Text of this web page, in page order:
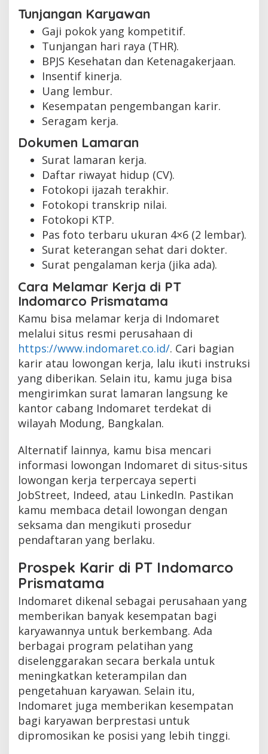
Tunjangan Karyawan
Gaji pokok yang kompetitif.
Tunjangan hari raya (THR).
BPJS Kesehatan dan Ketenagakerjaan.
Insentif kinerja.
Uang lembur.
Kesempatan pengembangan karir.
Seragam kerja.
Dokumen Lamaran
Surat lamaran kerja.
Daftar riwayat hidup (CV).
Fotokopi ijazah terakhir.
Fotokopi transkrip nilai.
Fotokopi KTP.
Pas foto terbaru ukuran 4×6 (2 lembar).
Surat keterangan sehat dari dokter.
Surat pengalaman kerja (jika ada).
Cara Melamar Kerja di PT
Indomarco Prismatama
Kamu bisa melamar kerja di Indomaret
melalui situs resmi perusahaan di
https://www.indomaret.co.id/. Cari bagian
karir atau lowongan kerja, lalu ikuti instruksi
yang diberikan. Selain itu, kamu juga bisa
mengirimkan surat lamaran langsung ke
kantor cabang Indomaret terdekat di
wilayah Modung, Bangkalan.
Alternatif lainnya, kamu bisa mencari
informasi lowongan Indomaret di situs-situs
lowongan kerja terpercaya seperti
JobStreet, Indeed, atau LinkedIn. Pastikan
kamu membaca detail lowongan dengan
seksama dan mengikuti prosedur
pendaftaran yang berlaku.
Prospek Karir di PT Indomarco
Prismatama
Indomaret dikenal sebagai perusahaan yang
memberikan banyak kesempatan bagi
karyawannya untuk berkembang. Ada
berbagai program pelatihan yang
diselenggarakan secara berkala untuk
meningkatkan keterampilan dan
pengetahuan karyawan. Selain itu,
Indomaret juga memberikan kesempatan
bagi karyawan berprestasi untuk
dipromosikan ke posisi yang lebih tinggi.